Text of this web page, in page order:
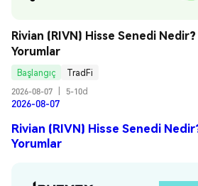
Rivian (RIVN) Hisse Senedi
Yorumlar
Başlangıç
TradFi
2026-08-07
5-10d
2026-08-07
Rivian (RIVN) Hisse Senedi
Yorumlar